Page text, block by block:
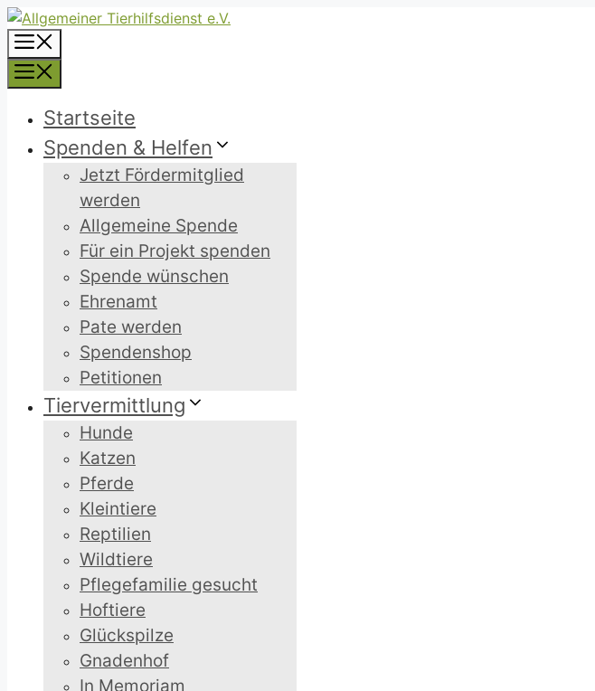
Zum
Inhalt
springen
Startseite
Spenden & Helfen
Jetzt Fördermitglied
werden
Allgemeine Spende
Für ein Projekt spenden
Spende wünschen
Ehrenamt
Pate werden
Spendenshop
Petitionen
Tiervermittlung
Hunde
Katzen
Pferde
Kleintiere
Reptilien
Wildtiere
Pflegefamilie gesucht
Hoftiere
Glückspilze
Gnadenhof
In Memoriam